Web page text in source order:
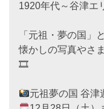
1920年代～谷津エ
「元祖・夢の国」
懐かしの写真やさ
🎞
元祖夢の国 谷津